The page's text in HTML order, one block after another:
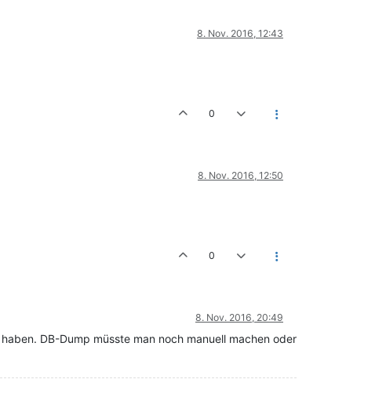
8. Nov. 2016, 12:43
0
8. Nov. 2016, 12:50
0
8. Nov. 2016, 20:49
DB-Dump müsste man noch manuell machen oder